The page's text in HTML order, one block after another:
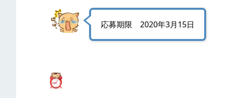
応募期限 2020年3月15日